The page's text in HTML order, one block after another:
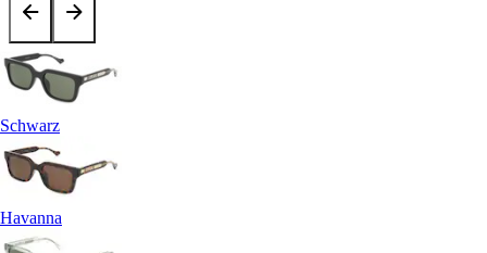
Schwarz
Havanna